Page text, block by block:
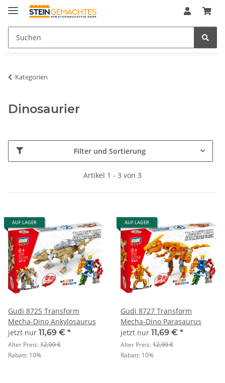
Kategorien
Dinosaurier
Filter und Sortierung
Artikel 1 - 3 von 3
AUF LAGER
Gudi 8725 Transform
Mecha-Dino Ankylosaurus
jetzt nur 11,69 € *
Alter Preis:12,99 €
Rabatt: 10%
AUF LAGER
Gudi 8727 Transform
Mecha-Dino Parasaurus
jetzt nur 11,69 € *
Alter Preis:12,99 €
Rabatt: 10%